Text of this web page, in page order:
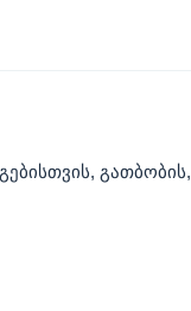
გათბობის,